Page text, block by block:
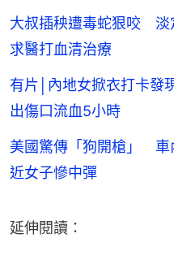
大叔插秧遭毒蛇狠咬
求醫打血清治療
有片│內地女掀衣打卡
出傷口流血5小時
美國驚傳「狗開槍」
近女子慘中彈
延伸閱讀：